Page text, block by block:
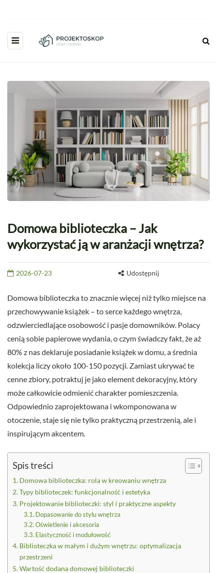
Domowa biblioteczka – Jak
wykorzystać ją w aranżacji wnętrza?
2026-07-23 Udostępnij
Domowa biblioteczka to znacznie więcej niż tylko miejsce na
przechowywanie książek – to serce każdego wnętrza,
odzwierciedlające osobowość i pasje domowników. Polacy
cenią sobie papierowe wydania, o czym świadczy fakt, że aż
80% z nas deklaruje posiadanie książek w domu, a średnia
kolekcja liczy około 100-150 pozycji. Zamiast ukrywać te
cenne zbiory, potraktuj je jako element dekoracyjny, który
może całkowicie odmienić charakter pomieszczenia.
Odpowiednio zaprojektowana i wkomponowana w
otoczenie, staje się nie tylko praktyczną przestrzenią, ale i
inspirującym akcentem.
Spis treści
Domowa biblioteczka: rola w kreowaniu wnętrza
Typy biblioteczek: funkcjonalność i estetyka
Projektowanie biblioteczki: styl i praktyczne aspekty
Dopasowanie do stylu wnętrza
Oświetlenie i akcesoria
Elastyczność i modułowość
Biblioteczka w małym i dużym wnętrzu: optymalizacja
przestrzeni
Wartość dodana domowej biblioteczki